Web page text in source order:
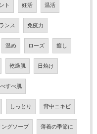
ト 妊活 温活
ンス 免疫力
温め ローズ 癒し
乾燥肌 日焼け
すべ肌
しっとり 背中ニキビ
ングソープ 薄着の季節に